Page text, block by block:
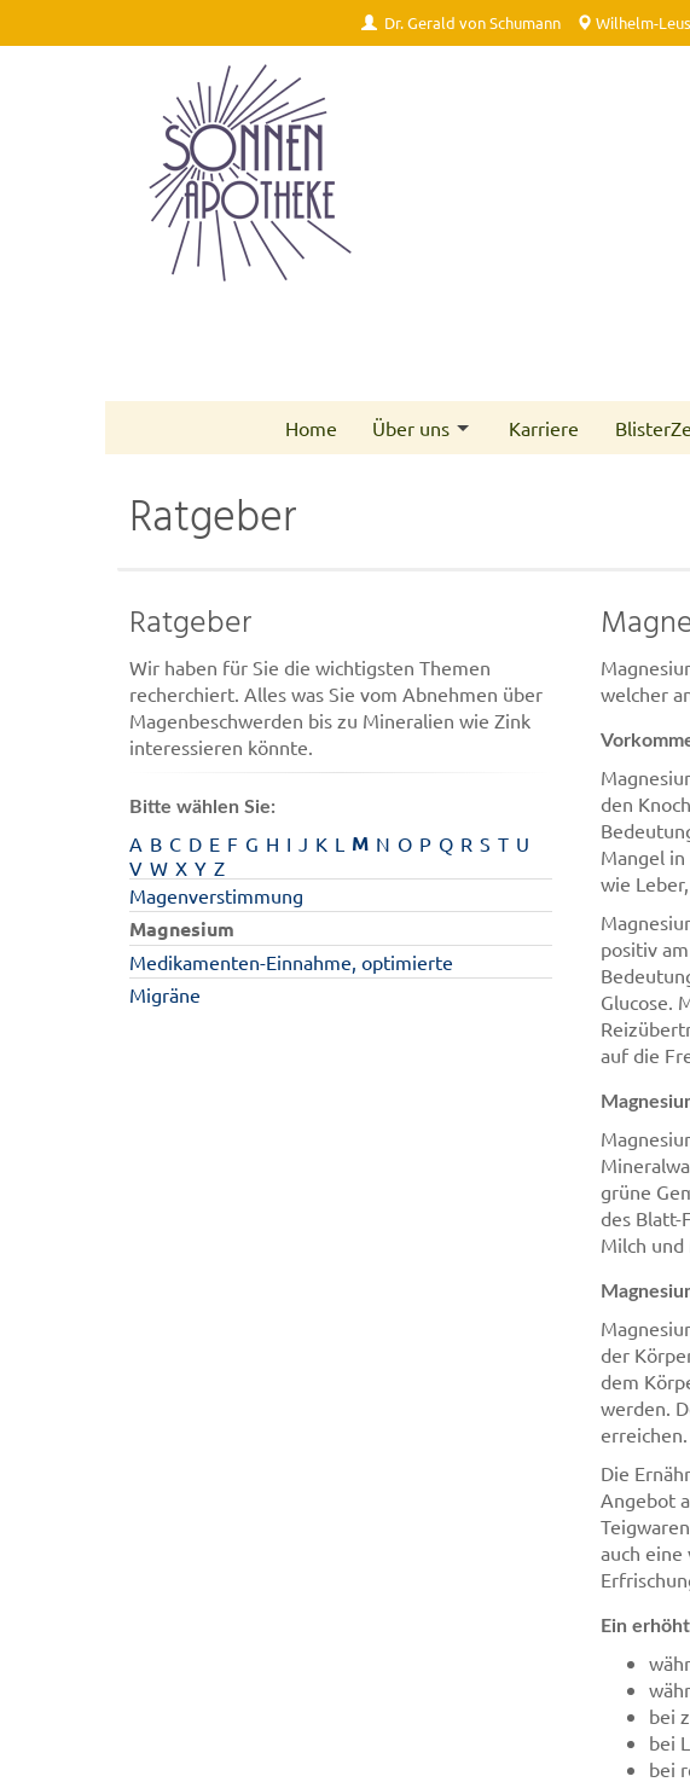
Dr. Gerald von Schumann Wilhelm-
Home Über uns Karriere
Ratgeber
Ratgeber
Wir haben für Sie die wichtigsten Themen
recherchiert. Alles was Sie vom Abnehmen über
Magenbeschwerden bis zu Mineralien wie Zink
interessieren könnte.
Bitte wählen Sie:
A B C D E F G H I J K L M N O P Q R S T U
V W X Y Z
Magenverstimmung
Magnesium
Medikamenten-Einnahme, optimierte
Migräne
welcher
den
Mangel
wie
positiv
Glucose.
auf die
grüne
des Blatt-
Milch
der
dem
werden.
erreichen.
Die
Angebot
auch
Ein
bei
bei
bei